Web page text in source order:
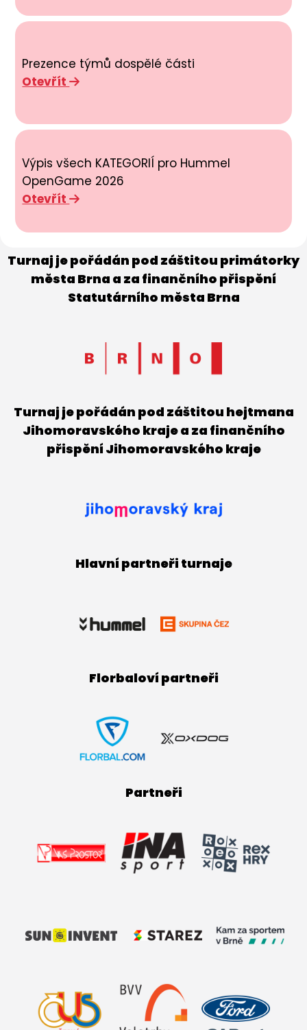
Prezence týmů dospělé části
Otevřít
Výpis všech KATEGORIÍ pro Hummel
OpenGame 2026
Otevřít
Turnaj je pořádán pod záštitou primátorky
města Brna a za finančního přispění
Statutárního města Brna
Turnaj je pořádán pod záštitou hejtmana
Jihomoravského kraje a za finančního
přispění Jihomoravského kraje
Hlavní partneři turnaje
Florbaloví partneři
Partneři